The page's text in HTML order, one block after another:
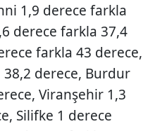
1,9 derece farkla
derece farkla 37,4
farkla 43 derece,
derece, Burdur
Viranşehir 1,3
Silifke 1 derece